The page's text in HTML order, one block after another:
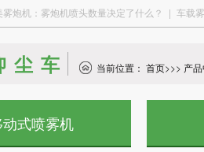
雾炮机：雾炮机喷头数量决定了什么？ | 车载
尘车 当前位置： 首页>>> 产
式喷雾机